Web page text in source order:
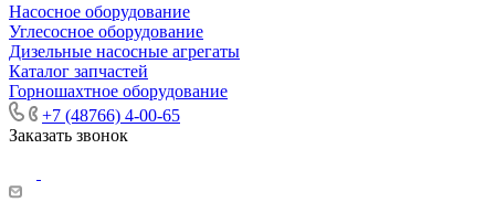
Насосное оборудование
Углесосное оборудование
Дизельные насосные агрегаты
Каталог запчастей
Горношахтное оборудование
+7 (48766) 4-00-65
Заказать звонок